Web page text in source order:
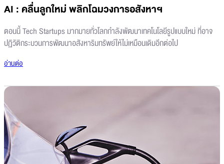
AI : คลื่นลูกใหม่ พลิกโฉมวงการอสังหาฯ
ตอนนี้ Tech Startups มากมายทั่วโลกกำลังพัฒนาเทคโนโลยีรูปแบบใหม่ ที่อาจ
ปฏิวัติกระบวนการพัฒนาอสังหาริมทรัพย์ให้ไม่เหมือนเดิมอีกต่อไป
อ่านต่อ